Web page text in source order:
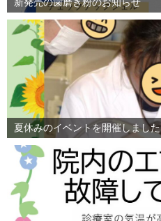
新発売の歯磨き粉のお知らせ
夏休みのイベントを開催しました